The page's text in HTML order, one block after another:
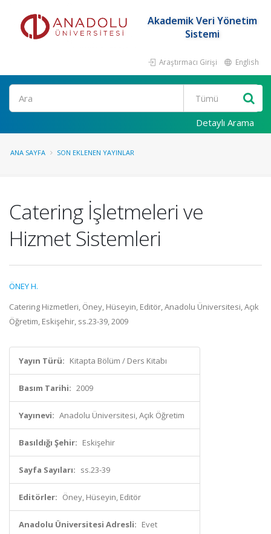
Akademik Veri Yönetim
Sistemi
Araştırmacı Girişi English
Ara
Detaylı Arama
ANA SAYFA SON EKLENEN YAYINLAR
Catering İşletmeleri ve
Hizmet Sistemleri
ÖNEY H.
Catering Hizmetleri, Öney, Hüseyin, Editör, Anadolu Üniversitesi, Açık
Öğretim, Eskişehir, ss.23-39, 2009
Yayın Türü: Kitapta Bölüm / Ders Kitabı
Basım Tarihi: 2009
Yayınevi: Anadolu Üniversitesi, Açık Öğretim
Basıldığı Şehir: Eskişehir
Sayfa Sayıları: ss.23-39
Editörler: Öney, Hüseyin, Editör
Anadolu Üniversitesi Adresli: Evet